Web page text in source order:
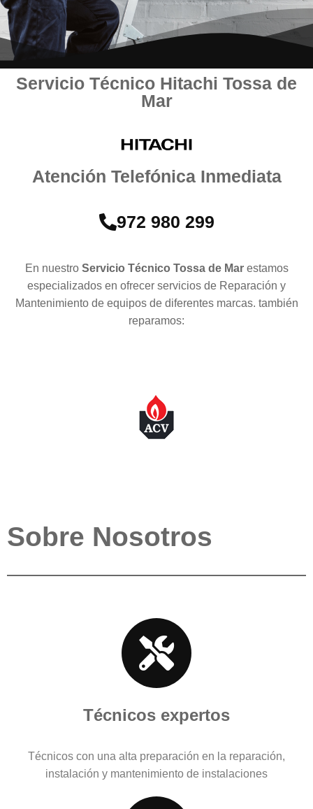
Servicio Técnico Hitachi Tossa de
Mar
Atención Telefónica Inmediata
972 980 299
En nuestro Servicio Técnico Tossa de Mar estamos
especializados en ofrecer servicios de Reparación y
Mantenimiento de equipos de diferentes marcas. también
reparamos:
Sobre Nosotros
Técnicos expertos
Técnicos con una alta preparación en la reparación,
instalación y mantenimiento de instalaciones